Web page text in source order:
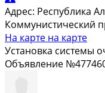
Адрес: Республика
Коммунистический
На карте на карте
Установка системы
Объявление